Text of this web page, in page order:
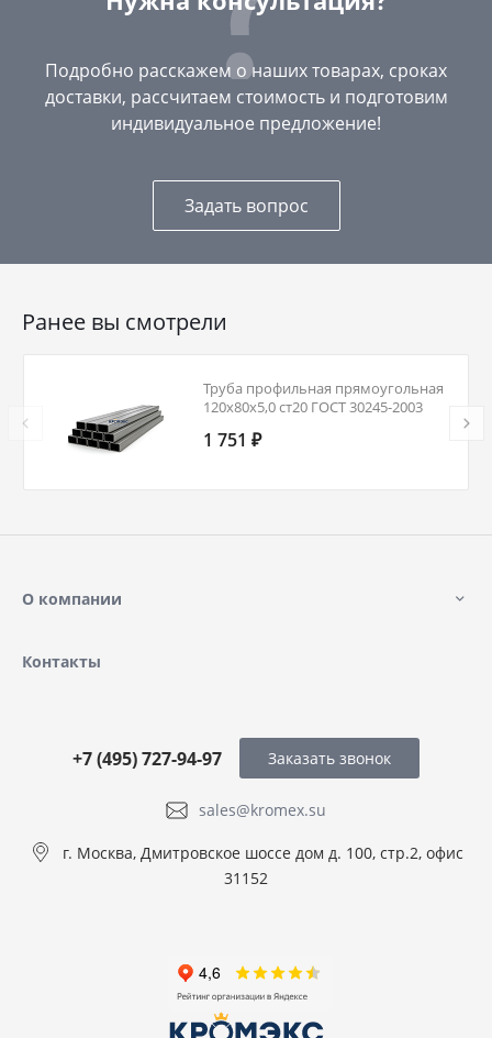
Подробно расскажем о наших товарах, сроках
доставки, рассчитаем стоимость и подготовим
индивидуальное предложение!
Задать вопрос
Ранее вы смотрели
Труба профильная прямоугольная
120х80х5,0 ст20 ГОСТ 30245-2003
1 751 ₽
О компании
Контакты
sales@kromex.su
+7 (495) 727-94-97
г. Москва, Дмитровское шоссе дом д. 100, стр.2, офис
31152
Заказать звонок